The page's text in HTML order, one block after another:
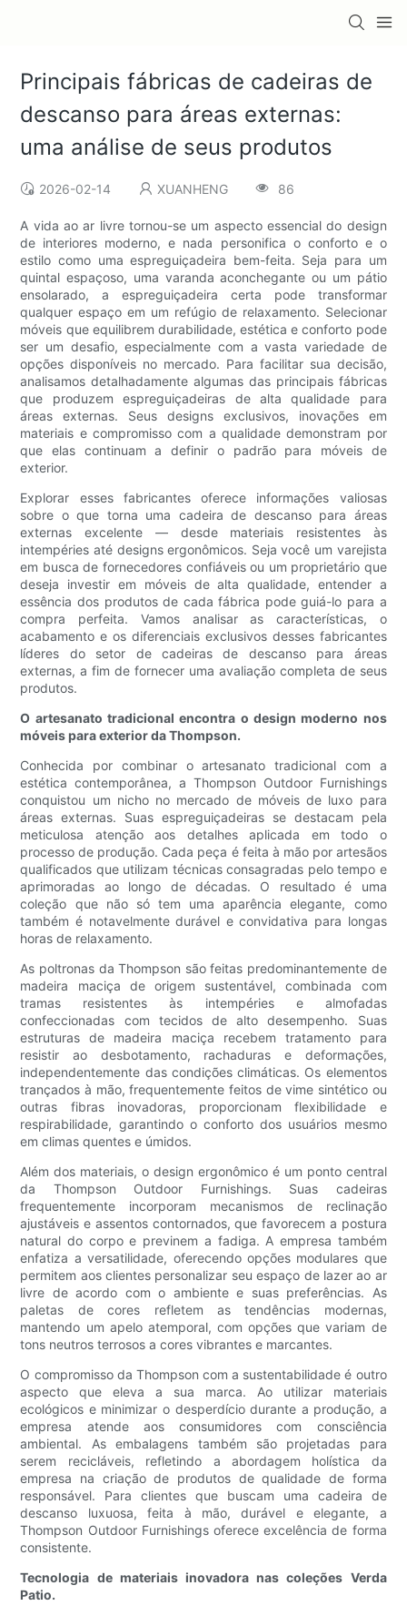
Principais fábricas de cadeiras de
descanso para áreas externas:
uma análise de seus produtos
2026-02-14 XUANHENG 86
A vida ao ar livre tornou-se um aspecto essencial do design
de interiores moderno, e nada personifica o conforto e o
estilo como uma espreguiçadeira bem-feita. Seja para um
quintal espaçoso, uma varanda aconchegante ou um pátio
ensolarado, a espreguiçadeira certa pode transformar
qualquer espaço em um refúgio de relaxamento. Selecionar
móveis que equilibrem durabilidade, estética e conforto pode
ser um desafio, especialmente com a vasta variedade de
opções disponíveis no mercado. Para facilitar sua decisão,
analisamos detalhadamente algumas das principais fábricas
que produzem espreguiçadeiras de alta qualidade para
áreas externas. Seus designs exclusivos, inovações em
materiais e compromisso com a qualidade demonstram por
que elas continuam a definir o padrão para móveis de
exterior.
Explorar esses fabricantes oferece informações valiosas
sobre o que torna uma cadeira de descanso para áreas
externas excelente — desde materiais resistentes às
intempéries até designs ergonômicos. Seja você um varejista
em busca de fornecedores confiáveis ​​ou um proprietário que
deseja investir em móveis de alta qualidade, entender a
essência dos produtos de cada fábrica pode guiá-lo para a
compra perfeita. Vamos analisar as características, o
acabamento e os diferenciais exclusivos desses fabricantes
líderes do setor de cadeiras de descanso para áreas
externas, a fim de fornecer uma avaliação completa de seus
produtos.
O artesanato tradicional encontra o design moderno nos
móveis para exterior da Thompson.
Conhecida por combinar o artesanato tradicional com a
estética contemporânea, a Thompson Outdoor Furnishings
conquistou um nicho no mercado de móveis de luxo para
áreas externas. Suas espreguiçadeiras se destacam pela
meticulosa atenção aos detalhes aplicada em todo o
processo de produção. Cada peça é feita à mão por artesãos
qualificados que utilizam técnicas consagradas pelo tempo e
aprimoradas ao longo de décadas. O resultado é uma
coleção que não só tem uma aparência elegante, como
também é notavelmente durável e convidativa para longas
horas de relaxamento.
As poltronas da Thompson são feitas predominantemente de
madeira maciça de origem sustentável, combinada com
tramas resistentes às intempéries e almofadas
confeccionadas com tecidos de alto desempenho. Suas
estruturas de madeira maciça recebem tratamento para
resistir ao desbotamento, rachaduras e deformações,
independentemente das condições climáticas. Os elementos
trançados à mão, frequentemente feitos de vime sintético ou
outras fibras inovadoras, proporcionam flexibilidade e
respirabilidade, garantindo o conforto dos usuários mesmo
em climas quentes e úmidos.
Além dos materiais, o design ergonômico é um ponto central
da Thompson Outdoor Furnishings. Suas cadeiras
frequentemente incorporam mecanismos de reclinação
ajustáveis ​​e assentos contornados, que favorecem a postura
natural do corpo e previnem a fadiga. A empresa também
enfatiza a versatilidade, oferecendo opções modulares que
permitem aos clientes personalizar seu espaço de lazer ao ar
livre de acordo com o ambiente e suas preferências. As
paletas de cores refletem as tendências modernas,
mantendo um apelo atemporal, com opções que variam de
tons neutros terrosos a cores vibrantes e marcantes.
O compromisso da Thompson com a sustentabilidade é outro
aspecto que eleva a sua marca. Ao utilizar materiais
ecológicos e minimizar o desperdício durante a produção, a
empresa atende aos consumidores com consciência
ambiental. As embalagens também são projetadas para
serem recicláveis, refletindo a abordagem holística da
empresa na criação de produtos de qualidade de forma
responsável. Para clientes que buscam uma cadeira de
descanso luxuosa, feita à mão, durável e elegante, a
Thompson Outdoor Furnishings oferece excelência de forma
consistente.
Tecnologia de materiais inovadora nas coleções Verda
Patio.